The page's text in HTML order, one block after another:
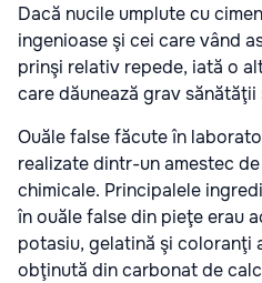
Dacă nucile umplute cu
ingenioase şi cei care vând
prinşi relativ repede, iată o
care dăunează grav
Ouăle false făcute în
realizate dintr-un amestec
chimicale. Principalele
în ouăle false din pieţe erau
potasiu, gelatină şi coloranţi
obţinută din carbonat de